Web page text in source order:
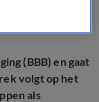
(BBB) en gaat
volgt op het
als